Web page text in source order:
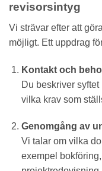
revisorsintyg
Vi strävar efter att
möjligt. Ett uppdrag
Kontakt och
Du beskriver
vilka krav som
Genomgång av
Vi talar om vilka
exempel